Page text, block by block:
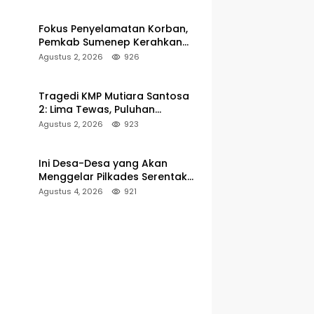
Fokus Penyelamatan Korban,
Pemkab Sumenep Kerahkan
Tim Medis dan Ambulans ke
Agustus 2, 2026 926
Tragedi KMP Mutiara Santosa
2: Lima Tewas, Puluhan
Penumpang Masih Dalam
Agustus 2, 2026 923
Ini Desa-Desa yang Akan
Menggelar Pilkades Serentak
2027 di Kabupaten Sumenep
Agustus 4, 2026 921